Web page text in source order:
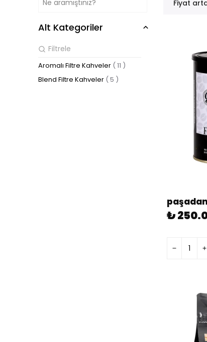
Fiyat
Alt Kategoriler
Aromalı Filtre Kahveler (11 )
Blend Filtre Kahveler (5 )
₺